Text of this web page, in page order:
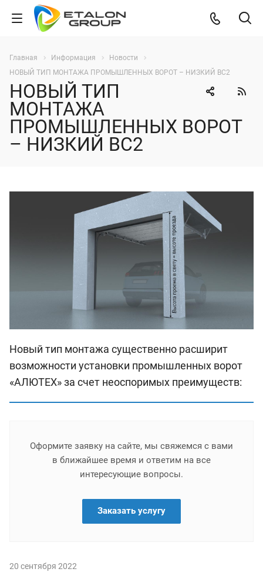
Главная Информация
Новости
НОВЫЙ ТИП МОНТАЖА ПРОМЫШЛЕННЫХ ВОРОТ – НИЗКИЙ ВС2
НОВЫЙ ТИП
МОНТАЖА
ПРОМЫШЛЕННЫХ ВОРОТ
– НИЗКИЙ ВС2
Новый тип монтажа существенно расширит
возможности установки промышленных ворот
«АЛЮТЕХ» за счет неоспоримых преимуществ:
Оформите заявку на сайте, мы свяжемся с вами
в ближайшее время и ответим на все
интересующие вопросы.
Заказать услугу
20 сентября 2022